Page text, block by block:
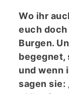
Wo ihr
euch
Burgen.
begegnet,
und wenn
sagen sie: